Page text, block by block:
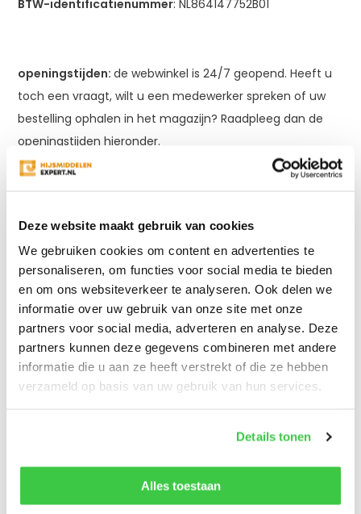
Deze website maakt gebruik van cookies
We gebruiken cookies om content en advertenties te
personaliseren, om functies voor social media te bieden
en om ons websiteverkeer te analyseren. Ook delen we
informatie over uw gebruik van onze site met onze
partners voor social media, adverteren en analyse. Deze
partners kunnen deze gegevens combineren met andere
informatie die u aan ze heeft verstrekt of die ze hebben
verzameld op basis van uw gebruik van hun services.
Details tonen
Alles toestaan
Contact
BTW-identificatienummer: NL864147752B01
openingstijden:de webwinkel is 24/7 geopend. Heeft u
toch een vraagt, wilt u een medewerker spreken of uw
bestelling ophalen in het magazijn? Raadpleeg dan de
openingstijden hieronder.
Dinsdag
08.00 – 17.00
Woensdag
08.00 – 17.00
Donderdag
08.00 – 17.00
Vrijdag
08.00 – 17.00
Zondag
gesloten